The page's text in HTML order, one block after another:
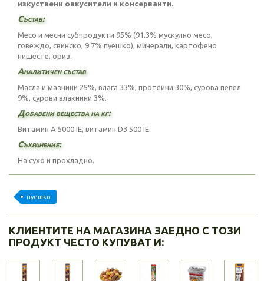
изкуствени овкусители и консерванти.
Състав:
Месо и месни субпродукти 95% (91.3% мускулно месо,
говеждо, свинско, 9.7% пуешко), минерали, картофено
нишесте, ориз.
Аналитичен състав
Масла и мазнини 25%, влага 33%, протеини 30%, сурова пепел
9%, сурови влакнини 3%.
Добавени вещества на кг:
Витамин A 5000 IE, витамин D3 500 IE.
Съхранение:
На сухо и прохладно.
пуешко
КЛИЕНТИТЕ НА МАГАЗИНА ЗАЕДНО С ТОЗИ
ПРОДУКТ ЧЕСТО КУПУВАТ И: